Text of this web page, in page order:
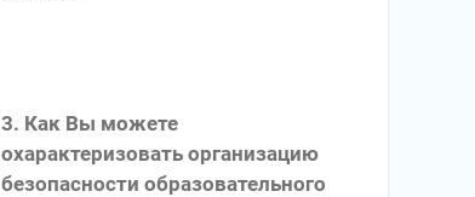
3. Как Вы можете
охарактеризовать организацию
безопасности образовательного